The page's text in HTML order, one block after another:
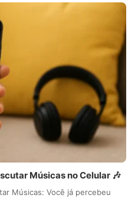
Músicas no Celular 🎶
Músicas: Você já percebeu